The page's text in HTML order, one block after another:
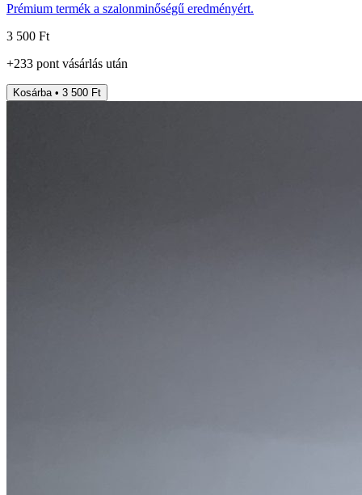
Prémium termék a szalonminőségű eredményért.
3 500 Ft
+233 pont vásárlás után
Kosárba • 3 500 Ft